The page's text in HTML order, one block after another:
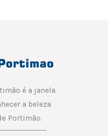
é a janela
a beleza
Portimão.